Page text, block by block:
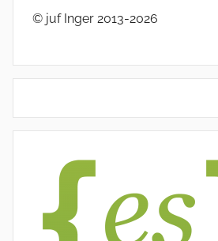
© juf Inger 2013-2026